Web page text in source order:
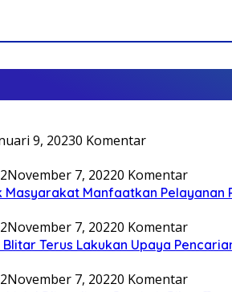
9, 20230 Komentar
November 7, 20220 Komentar
Masyarakat Manfaatkan
November 7, 20220 Komentar
Blitar Terus Lakukan Upaya
November 7, 20220 Komentar